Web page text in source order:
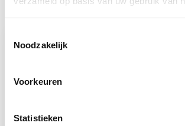
Noodzakelijk
Voorkeuren
Statistieken
Recent bekeken